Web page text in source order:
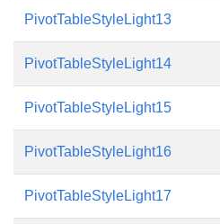
PivotTableStyleLight13
PivotTableStyleLight14
PivotTableStyleLight15
PivotTableStyleLight16
PivotTableStyleLight17